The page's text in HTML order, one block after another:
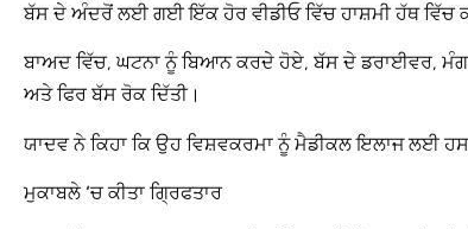
ਬੱਸ ਦੇ ਅੰਦਰੋਂ ਲਈ ਗਈ ਇੱਕ ਹੋਰ ਵੀਡੀਓ ਵਿੱਚ ਹਾਸ਼ਮੀ ਹੱਥ ਵਿੱਚ
ਬਾਅਦ ਵਿੱਚ, ਘਟਨਾ ਨੂੰ ਬਿਆਨ ਕਰਦੇ ਹੋਏ, ਬੱਸ ਦੇ ਡਰਾਈਵਰ,
ਅਤੇ ਫਿਰ ਬੱਸ ਰੋਕ ਦਿੱਤੀ।
ਯਾਦਵ ਨੇ ਕਿਹਾ ਕਿ ਉਹ ਵਿਸ਼ਵਕਰਮਾ ਨੂੰ ਮੈਡੀਕਲ ਇਲਾਜ ਲਈ
ਮੁਕਾਬਲੇ ‘ਚ ਕੀਤਾ ਗ੍ਰਿਫਤਾਰ